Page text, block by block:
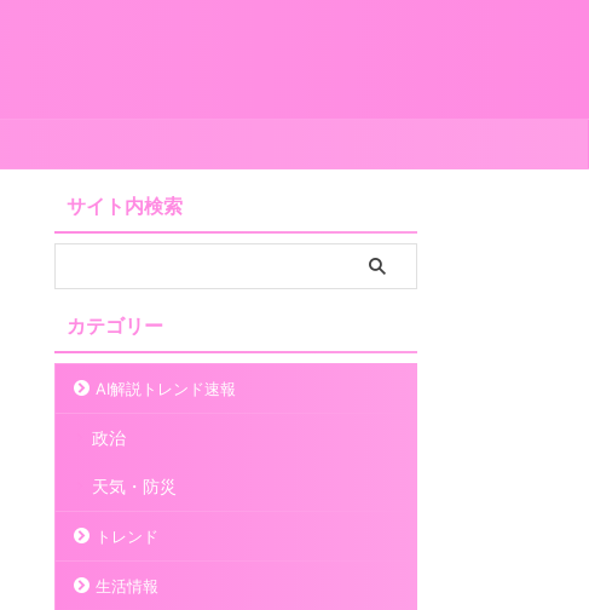
サイト内検索
カテゴリー
AI解説トレンド速報
政治
天気・防災
トレンド
生活情報